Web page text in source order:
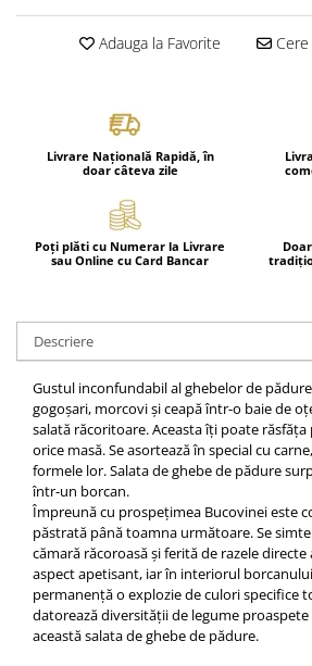
Adauga la Favorite Cere
Livrare Națională Rapidă, în
doar câteva zile
Poți plăti cu Numerar la Livrare
sau Online cu Card Bancar
Descriere
Gustul inconfundabil al ghebelor de
gogoșari, morcovi și ceapă într-o baie de
salată răcoritoare. Aceasta îți poate
orice masă. Se asortează în special cu
formele lor.Salata de ghebe de pădure
într-un borcan.
Împreună cu prospețimea Bucovinei este
păstrată până toamna următoare. Se
cămară răcoroasă și ferită de razele directe
aspect apetisant, iar în interiorul
permanență o explozie de culori specifice
datorează diversității de legume proaspete
această salata de ghebe de pădure.